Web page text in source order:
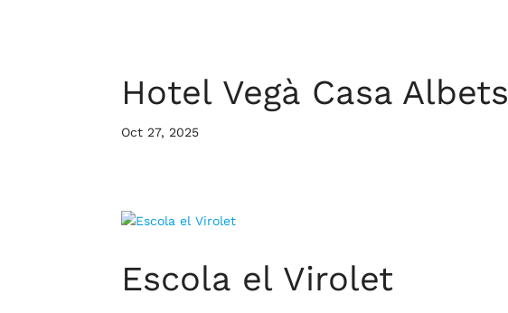
Hotel Vegà Casa Albets
Oct 27, 2025
Escola el Virolet